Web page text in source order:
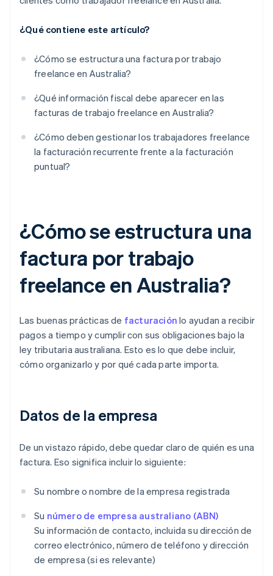
¿Qué contiene este artículo?
¿Cómo se estructura una factura por trabajo
freelance en Australia?
¿Qué información fiscal debe aparecer en las
facturas de trabajo freelance en Australia?
¿Cómo deben gestionar los trabajadores freelance
la facturación recurrente frente a la facturación
puntual?
¿Cómo se estructura una
factura por trabajo
freelance en Australia?
Las buenas prácticas de facturación lo ayudan a recibir
pagos a tiempo y cumplir con sus obligaciones bajo la
ley tributaria australiana. Esto es lo que debe incluir,
cómo organizarlo y por qué cada parte importa.
Datos de la empresa
De un vistazo rápido, debe quedar claro de quién es una
factura. Eso significa incluir lo siguiente:
Su nombre o nombre de la empresa registrada
Su número de empresa australiano (ABN)
Su información de contacto, incluida su dirección de
correo electrónico, número de teléfono y dirección
de empresa (si es relevante)